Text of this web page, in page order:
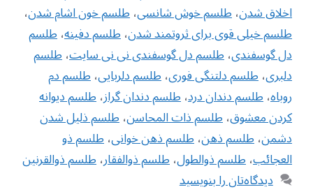
اخلاق شدن،طلسم خوش شانسی،طلسم خون اشام شدن،
طلسم خیلی قوی برای ثروتمند شدن،طلسم دفینه،طلسم
دل گوسفندی،طلسم دل گوسفندی نی نی سایت،طلسم
دلبری،طلسم دلتنگی فوری،طلسم دلربایی،طلسم دم
روباه،طلسم دندان درد،طلسم دندان گراز،طلسم ديوانه
كردن معشوق،طلسم ذات المحاسن،طلسم ذلیل شدن
دشمن،طلسم ذهن،طلسم ذهن خوانی،طلسم ذو
العجائب،طلسم ذوالطول،طلسم ذوالفقار،طلسم ذوالقرنین
دیدگاه‌تان را بنویسید